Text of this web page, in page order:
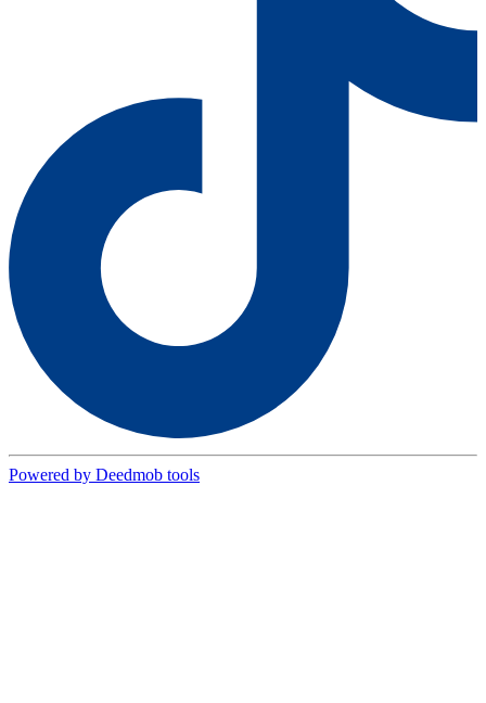
Powered by Deedmob tools